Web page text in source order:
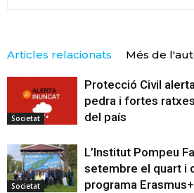
Articles relacionats Més de
Societat
Protecció Civil
pedra i fortes
del país
Societat
L’Institut Pompeu
setembre el quart i
programa Erasmus+